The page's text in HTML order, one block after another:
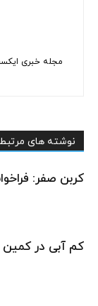
مجله خبری
نوشته های مرتبط
کربن صفر:
کم آبی در کمین